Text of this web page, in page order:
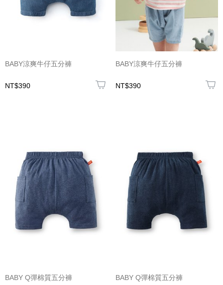
BABY涼爽牛仔五分褲
NT$390
BABY涼爽牛仔五分褲
NT$390
BABY Q彈棉質五分褲 BABY Q彈棉質五分褲